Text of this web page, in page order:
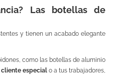
Las botellas de
y tienen un acabado elegante
como las botellas de aluminio
cliente especial o a tus trabajadores,